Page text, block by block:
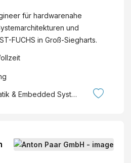
für hardwarenahe
und
FUCHS in Groß-Siegharts.
& Embedded Systems